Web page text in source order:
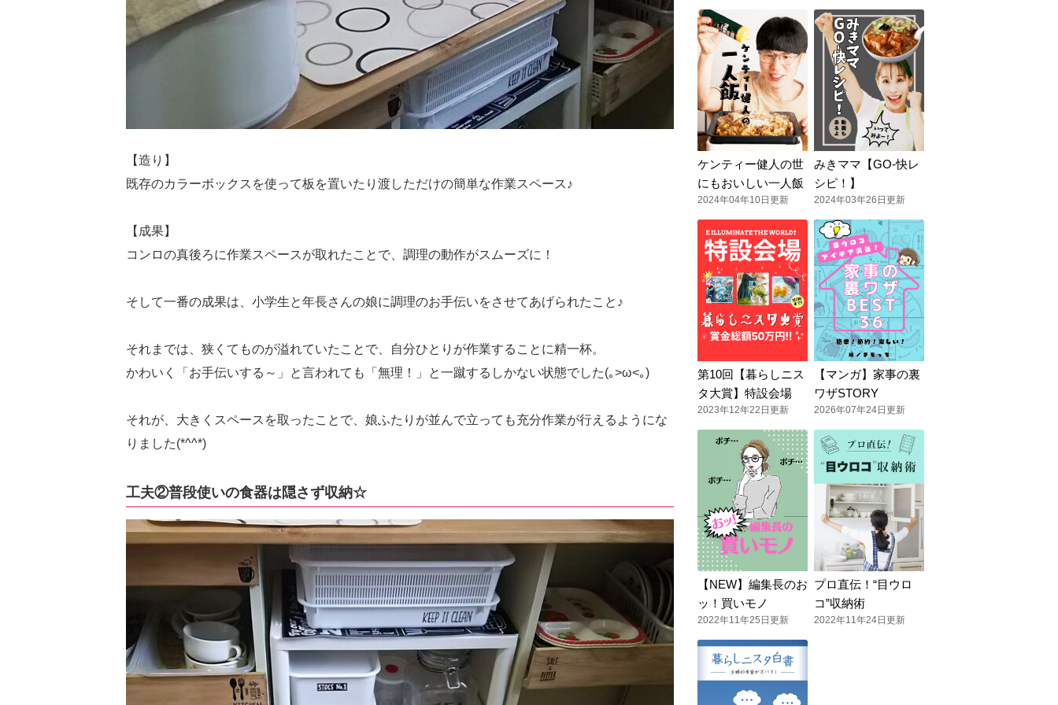
【造り】
既存のカラーボックスを使って板を置いたり渡しただけの簡単な作業スペース♪
【成果】
コンロの真後ろに作業スペースが取れたことで、調理の動作がスムーズに！
そして一番の成果は、小学生と年長さんの娘に調理のお手伝いをさせてあげられたこと♪
それまでは、狭くてものが溢れていたことで、自分ひとりが作業することに精一杯。
かわいく「お手伝いする～」と言われても「無理！」と一蹴するしかない状態でした(｡>ω<｡)
それが、大きくスペースを取ったことで、娘ふたりが並んで立っても充分作業が行えるようにな
りました(*^^*)
工夫②普段使いの食器は隠さず収納☆
ケンティー健人の世
にもおいしい一人飯
2024年04年10日更新
みきママ【GO-快レ
シピ！】
2024年03年26日更新
第10回【暮らしニス
タ大賞】特設会場
2023年12年22日更新
【マンガ】家事の裏
ワザSTORY
2026年07年24日更新
【NEW】編集長のお
ッ！買いモノ
2022年11年25日更新
プロ直伝！“目ウロ
コ”収納術
2022年11年24日更新